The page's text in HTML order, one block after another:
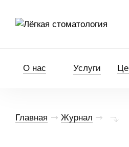
О нас Услуги
Главная Журнал